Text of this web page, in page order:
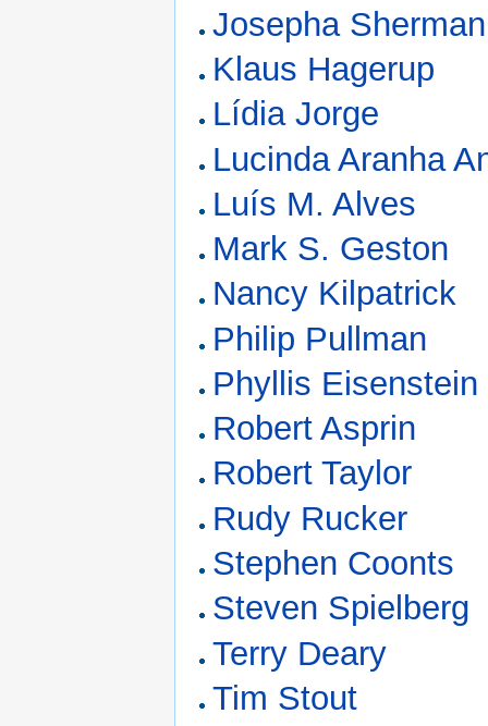
Josepha Sherman
Klaus Hagerup
Lídia Jorge
Lucinda Aranha
Luís M. Alves
Mark S. Geston
Nancy Kilpatrick
Philip Pullman
Phyllis Eisenstein
Robert Asprin
Robert Taylor
Rudy Rucker
Stephen Coonts
Steven Spielberg
Terry Deary
Tim Stout